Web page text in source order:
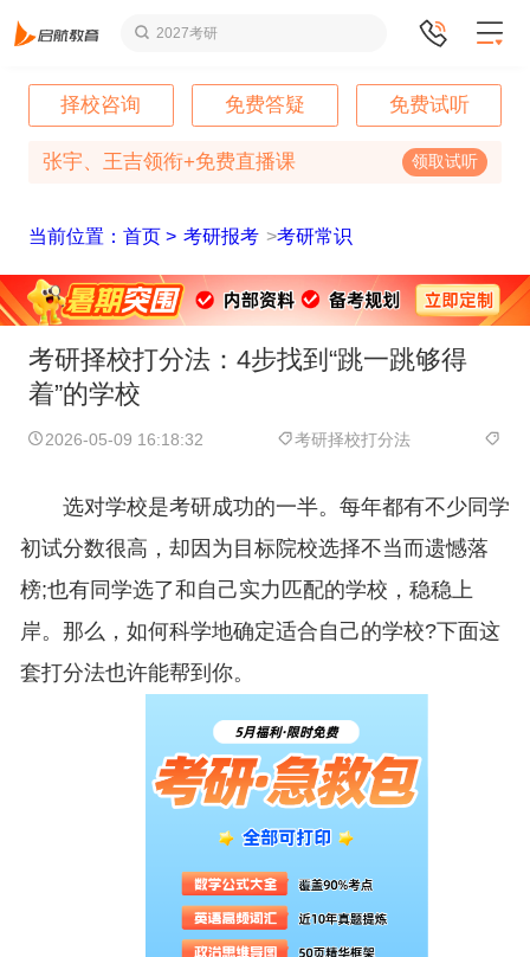
2027考研
择校咨询 免费答疑 免费试听
张宇、王吉领衔+免费直播课 领取试听
当前位置：首页 > 考研报考 >考研常识
考研择校打分法：4步找到“跳一跳够得
着”的学校
2026-05-09 16:18:32 考研择校打分法
选对学校是考研成功的一半。每年都有不少同学
初试分数很高，却因为目标院校选择不当而遗憾落
榜;也有同学选了和自己实力匹配的学校，稳稳上
岸。那么，如何科学地确定适合自己的学校?下面这
套打分法也许能帮到你。